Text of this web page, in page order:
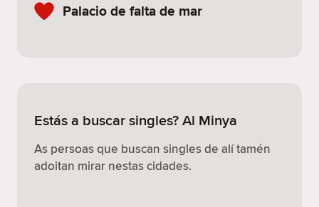
Palacio de falta de mar
Estás a buscar singles? Al Minya
As persoas que buscan singles de alí tamén
adoitan mirar nestas cidades.